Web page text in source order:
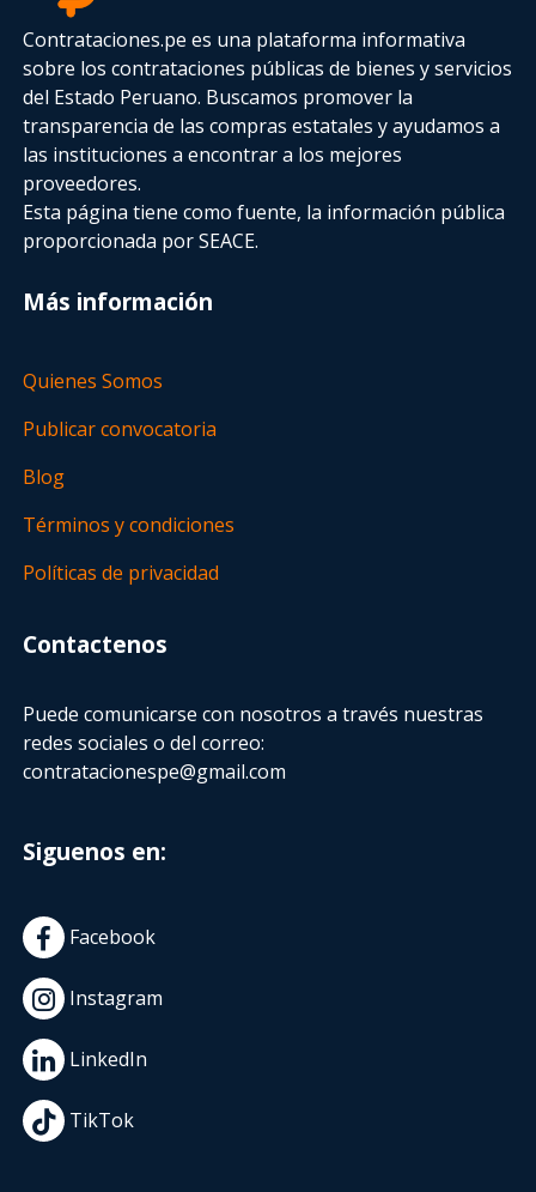
Contrataciones.pe es una plataforma informativa
sobre los contrataciones públicas de bienes y servicios
del Estado Peruano. Buscamos promover la
transparencia de las compras estatalesy ayudamos a
las instituciones a encontrar a los mejores
proveedores.
Esta página tiene como fuente, la información pública
proporcionada por SEACE.
Más información
Quienes Somos
Publicar convocatoria
Blog
Términos y condiciones
Políticas de privacidad
Contactenos
Puede comunicarse con nosotros a través nuestras
redes sociales o del correo:
contratacionespe@gmail.com
Siguenos en:
Facebook
Instagram
LinkedIn
TikTok